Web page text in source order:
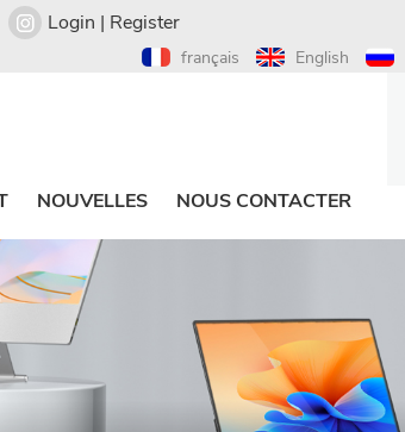
Login | Register
français English
NOUVELLES NOUS CONTACTER